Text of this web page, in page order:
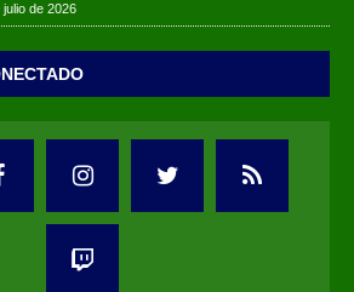
julio de 2026